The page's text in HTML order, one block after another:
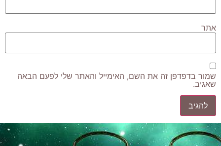
אתר
שמור בדפדפן זה את השם, האימייל והאתר שלי לפעם הבאה
שאגיב.